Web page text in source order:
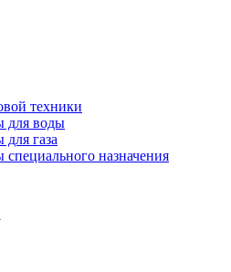
техники
для воды
газа
назначения